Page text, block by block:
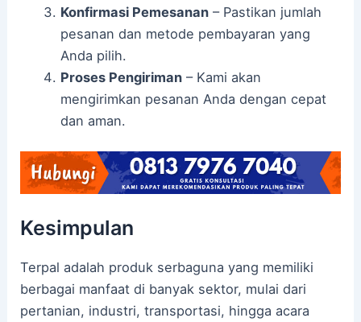
Konfirmasi Pemesanan– Pastikan jumlah
pesanan dan metode pembayaran yang
Anda pilih.
Proses Pengiriman– Kami akan
mengirimkan pesanan Anda dengan cepat
dan aman.
Kesimpulan
Terpal adalah produk serbaguna yang memiliki
berbagai manfaat di banyak sektor, mulai dari
pertanian, industri, transportasi, hingga acara